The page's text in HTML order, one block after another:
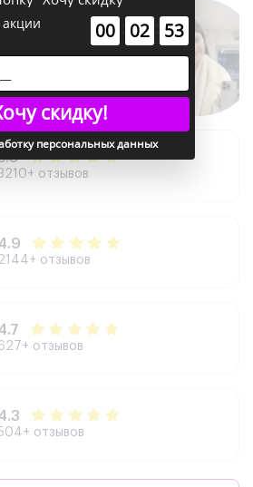
отзывов
отзывов
отзывов
отзывов
00 02 53
скидку!
персональных данных